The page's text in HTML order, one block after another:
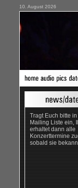
10. August 2026
Tragt Euch bitte
Mailing Liste ein,
erhaltet dann alle
Konzerttermine
sobald sie